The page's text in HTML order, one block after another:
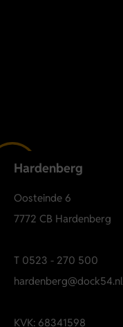
Hardenberg
Oosteinde 6
7772 CB Hardenberg
T 0523 - 270 500
hardenberg@dock54.nl
KVK: 68341598